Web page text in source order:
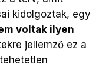
kidolgoztak, egy
voltak ilyen
jellemző ez a